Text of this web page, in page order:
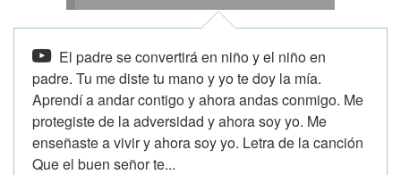
El padre se convertirá en niño y el niño en
padre. Tu me diste tu mano y yo te doy la mía.
Aprendí a andar contigo y ahora andas conmigo. Me
protegiste de la adversidad y ahora soy yo. Me
enseñaste a vivir y ahora soy yo. Letra de la canción
Que el buen señor te...